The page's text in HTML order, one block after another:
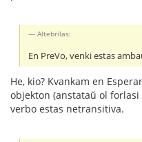
Altebrilas:
En PreVo, venki estas
He, kio? Kvankam en
objekton (anstataŭ ol
verbo estas netransitiva.